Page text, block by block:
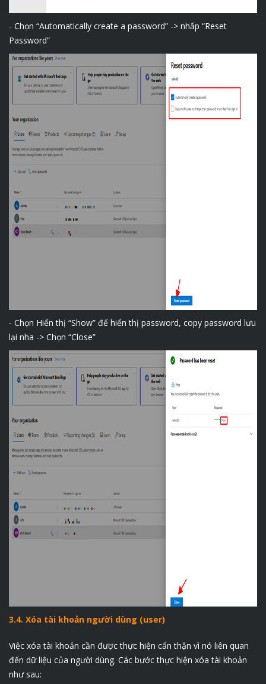
- Chọn “Automatically create a password” -> nhấp “Reset
Password”
- Chọn Hiển thị “Show” để hiển thị password, copy password lưu
lại nha -> Chọn “Close”
3.4. Xóa tài khoản người dùng (user)
Việc xóa tài khoản cần được thực hiện cẩn thận vì nó liên quan
đến dữ liệu của người dùng. Các bước thực hiện xóa tài khoản
như sau: